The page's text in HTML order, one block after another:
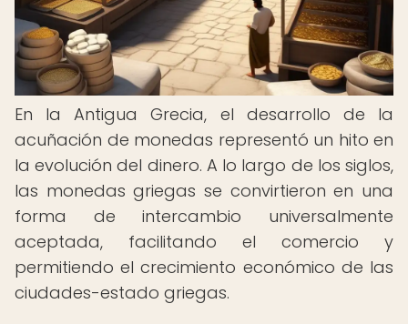
En la Antigua Grecia, el desarrollo de la
acuñación de monedas representó un hito en
la evolución del dinero. A lo largo de los siglos,
las monedas griegas se convirtieron en una
forma de intercambio universalmente
aceptada, facilitando el comercio y
permitiendo el crecimiento económico de las
ciudades-estado griegas.